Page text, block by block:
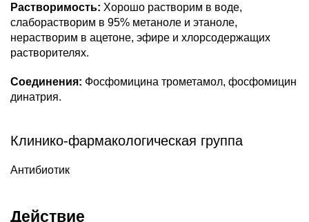
Растворимость: Хорошо растворим в воде,
слаборастворим в 95% метаноле и этаноле,
нерастворим в ацетоне, эфире и хлорсодержащих
растворителях.
Соединения: Фосфомицина трометамол, фосфомицин
динатрия.
Клинико-фармакологическая группа
Антибиотик
Действие